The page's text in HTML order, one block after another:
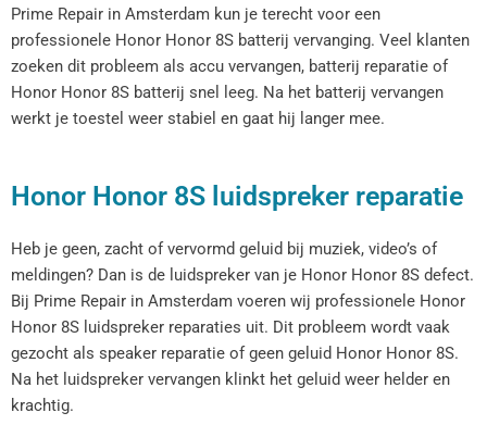
Prime Repair in Amsterdam kun je terecht voor een
professionele Honor Honor 8S batterij vervanging. Veel klanten
zoeken dit probleem als accu vervangen, batterij reparatie of
Honor Honor 8S batterij snel leeg. Na het batterij vervangen
werkt je toestel weer stabiel en gaat hij langer mee.
Honor Honor 8S luidspreker reparatie
Heb je geen, zacht of vervormd geluid bij muziek, video’s of
meldingen? Dan is de luidspreker van je Honor Honor 8S defect.
Bij Prime Repair in Amsterdam voeren wij professionele Honor
Honor 8S luidspreker reparaties uit. Dit probleem wordt vaak
gezocht als speaker reparatie of geen geluid Honor Honor 8S.
Na het luidspreker vervangen klinkt het geluid weer helder en
krachtig.